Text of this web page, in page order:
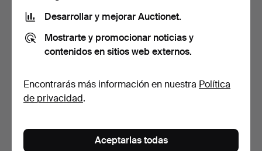
Aprox. 106 piezas, pla…
inserción de vidrio,…
Subastado 23 oct 2023
Desarrollar y mejorar Auctionet.
Mostrarte y promocionar noticias y
contenidos en sitios web externos.
Encontrarás más información en nuestra Política
de privacidad.
Aceptarlas todas